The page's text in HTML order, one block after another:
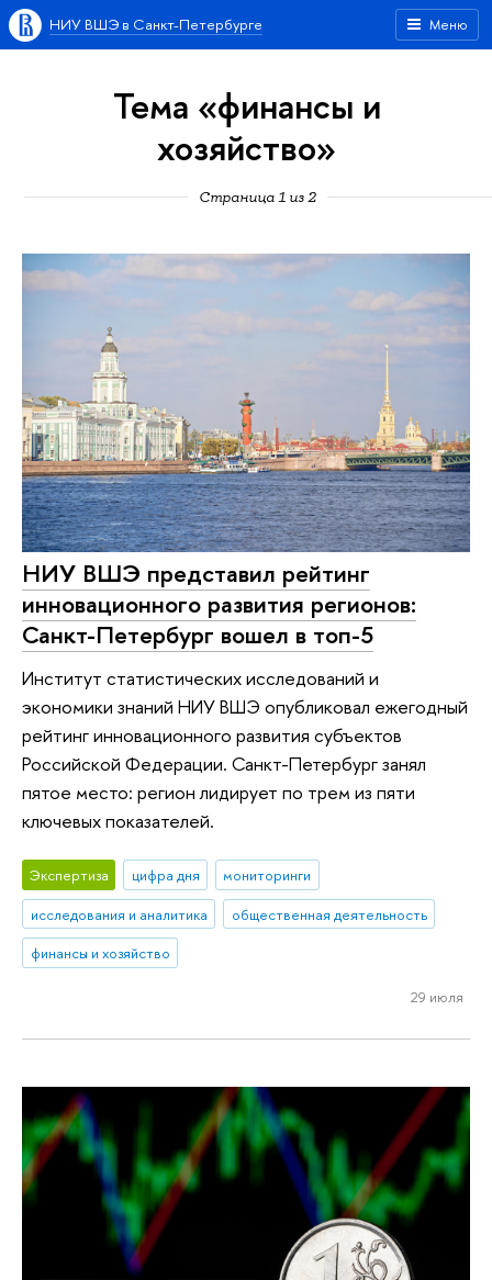
Меню
НИУ ВШЭ в Санкт-Петербурге
Тема «финансы и
хозяйство»
Страница 1 из 2
НИУ ВШЭ представил рейтинг
инновационного развития регионов:
Санкт-Петербург вошел в топ-5
Институт статистических исследований и
экономики знаний НИУ ВШЭ опубликовал ежегодный
рейтинг инновационного развития субъектов
Российской Федерации. Санкт-Петербург занял
пятое место: регион лидирует по трем из пяти
ключевых показателей.
Экспертиза цифра дня
мониторинги
исследования и аналитика
общественная деятельность
финансы и хозяйство
29 июля